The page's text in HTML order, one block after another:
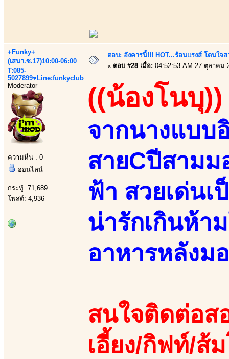
+Funky+
(เสนา.ซ.17)10:00-06:00
T:085-
5027899♥Line:funkyclub
Moderator
ความหื่น : 0
ออนไลน์
กระทู้: 71,689
โพสต์: 4,936
ตอบ: อังคารนี้!!! HOT...ร้อนแรงส์ โดนใจ
« ตอบ #28 เมื่อ: 04:52:53 AM 27 ตุลาคม
((น้องโนบุ))
จากนางแบบ
สายCปีสาม
ฟ้า สวยเด่นเ
น่ารักเกินห้า
อาหารหลังม
สนใจติดต่อส
เอี้ยง/กิฟท์/ส้